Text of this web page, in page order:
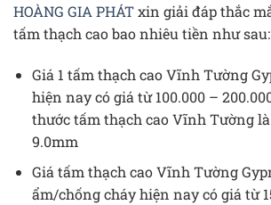
HOÀNG GIA PHÁTxin giải đáp thắc
tấm thạch cao bao nhiêu tiền như sau:
Giá 1 tấm thạch cao Vĩnh Tường
hiện nay có giá từ 100.000 –
thước tấm thạch cao Vĩnh Tường là
9.0mm
Giá tấm thạch cao Vĩnh Tường
ẩm/chống cháy hiện nay có giá từ